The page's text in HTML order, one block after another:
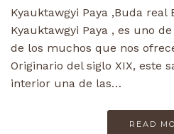
Kyauktawgyi Paya ,Buda
Kyauktawgyi Paya , es uno
de los muchos que nos
Originario del siglo XIX, este
interior una de las…
READ